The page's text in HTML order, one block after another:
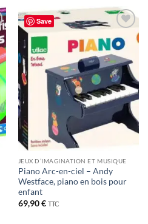
Save
JEUX D’IMAGINATION ET MUSIQUE
Piano Arc-en-ciel – Andy
Westface, piano en bois pour
enfant
69,90€ TTC